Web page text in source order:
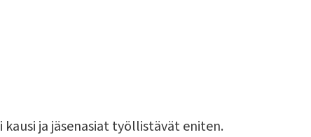
ja jäsenasiat työllistävät eniten.